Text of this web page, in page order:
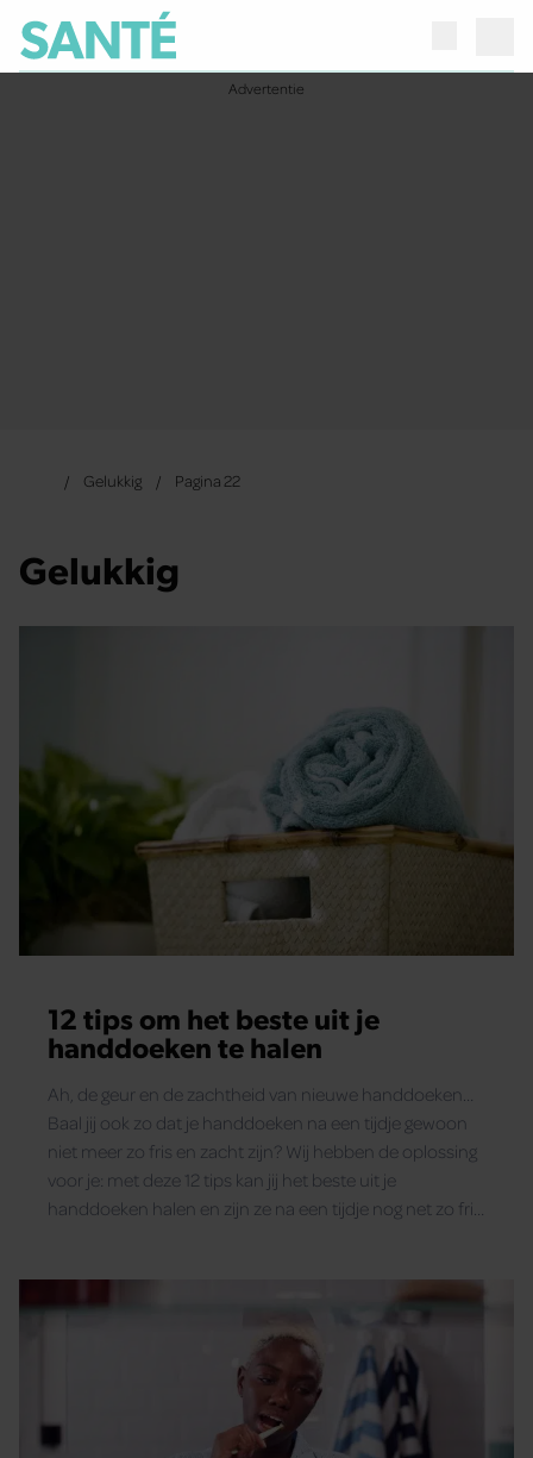
Gelukkig Pagina 22
Gelukkig
12 tips om het beste uit je
handdoeken te halen
Ah, de geur en de zachtheid van nieuwe handdoeken…
Baal jij ook zo dat je handdoeken na een tijdje gewoon
niet meer zo fris en zacht zijn? Wij hebben de oplossing
voor je: met deze 12 tips kan jij het beste uit je
handdoeken halen en zijn ze na een tijdje nog net zo fris